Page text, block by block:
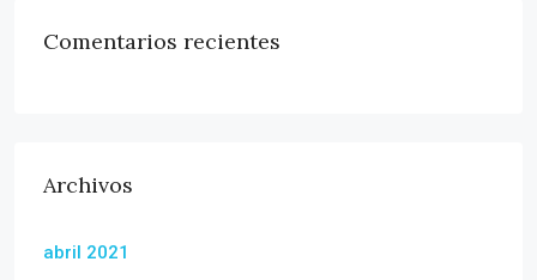
Comentarios recientes
Archivos
abril 2021